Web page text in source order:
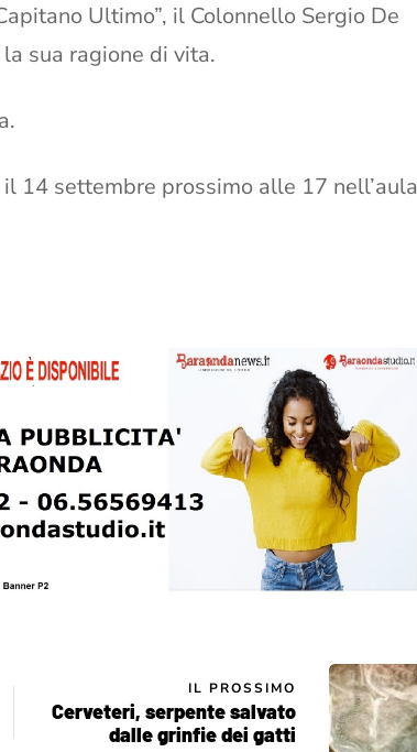
Ultimo”, il Colonnello Sergio De
sua ragione di vita.
14 settembre prossimo alle 17 nell’aula
IL PROSSIMO
Cerveteri, serpente salvato
dalle grinfie dei gatti